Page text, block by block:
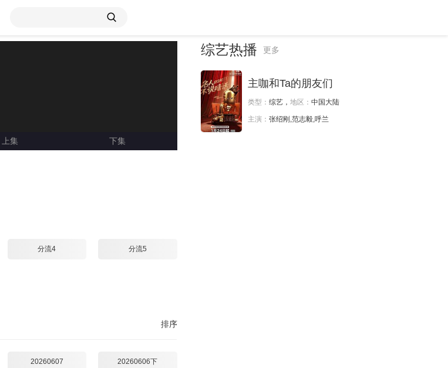
上集 下集
分流4 分流5
排序
20260607 20260606下
综艺热播 更多
主咖和Ta的朋友们
类型： 综艺， 地区： 中国大陆
主演： 张绍刚,范志毅,呼兰